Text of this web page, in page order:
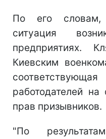
По его
ситуация
предприятиях.
Киевским
работодателей
прав призывников.
"По